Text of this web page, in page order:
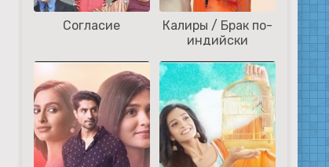
Согласие
Калиры / Брак по-
индийски